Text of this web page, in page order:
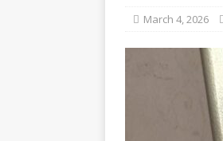
March 4, 2026